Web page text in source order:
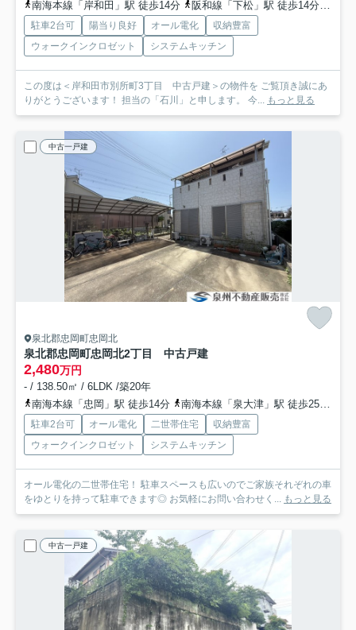
南海本線「岸和田」駅 徒歩14分 阪和線「下松」駅 徒歩14分
駐車2台可 陽当り良好 オール電化
収納豊富
ウォークインクロゼット
システムキッチン
この度は＜岸和田市別所町3丁目 中古戸建＞の物件を ご覧頂き誠にあ
りがとうございます！ 担当の「石川」と申します。 今...
もっと見る
中古一戸建
泉北郡忠岡町忠岡北
泉北郡忠岡町忠岡北2丁目 中古戸建
2,480万円
- / 138.50㎡ / 6LDK /築20年
南海本線「忠岡」駅 徒歩14分
南海本線「泉大津」駅 徒歩25分
駐車2台可 オール電化 二世帯住宅
収納豊富
ウォークインクロゼット
システムキッチン
オール電化の二世帯住宅！ 駐車スペースも広いのでご家族それぞれの車
をゆとりを持って駐車できます◎ お気軽にお問い合わせく...
もっと見る
中古一戸建